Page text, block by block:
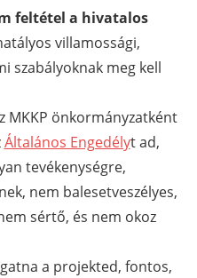
feltétel a hivatalos
villamossági,
szabályoknak meg kell
MKKP önkormányzatként
Általános Engedélyt ad,
tevékenységre,
nem balesetveszélyes,
sértő, és nem okoz
a projekted, fontos,